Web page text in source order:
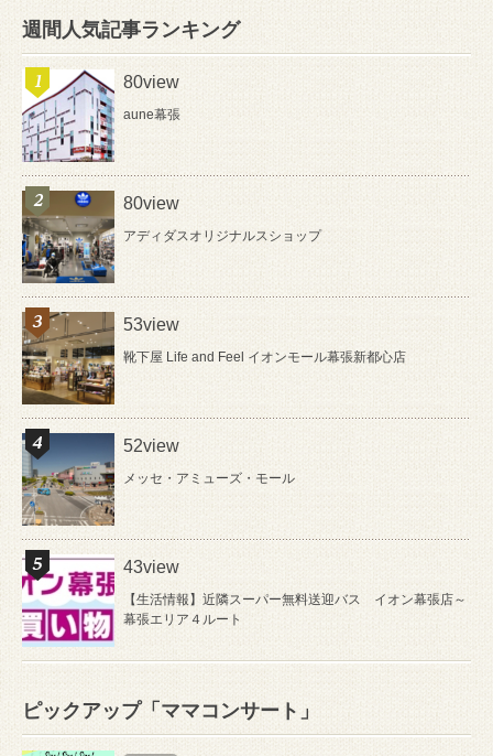
週間人気記事ランキング
80view
aune幕張
80view
アディダスオリジナルスショップ
53view
靴下屋 Life and Feel イオンモール幕張新都心店
52view
メッセ・アミューズ・モール
43view
【生活情報】近隣スーパー無料送迎バス イオン幕張店～
幕張エリア４ルート
ピックアップ「ママコンサート」